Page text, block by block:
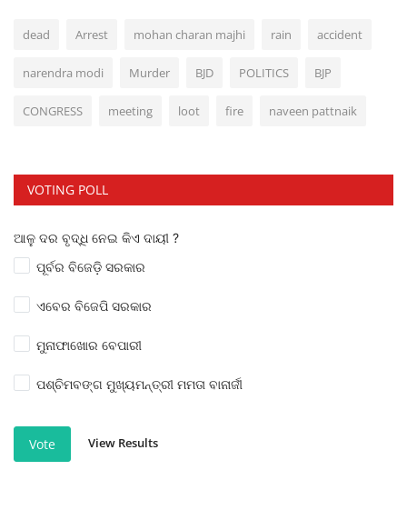
dead Arrest mohan charan majhi rain accident
narendra modi Murder BJD POLITICS BJP
CONGRESS meeting loot fire naveen pattnaik
VOTING POLL
ଆଳୁ ଦର ବୃଦ୍ଧି ନେଇ କିଏ ଦାୟୀ ?
ପୂର୍ବର ବିଜେଡ଼ି ସରକାର
ଏବେର ବିଜେପି ସରକାର
ମୁନାଫାଖୋର ବେପାରୀ
ପଶ୍ଚିମବଙ୍ଗ ମୁଖ୍ୟମନ୍ତ୍ରୀ ମମତା ବାନାର୍ଜୀ
Vote View Results